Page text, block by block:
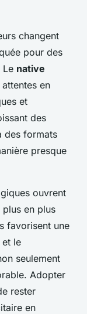
changent
pour des
Le native
attentes en
et
des
des formats
presque
ouvrent
en plus
favorisent une
le
seulement
Adopter
rester
en